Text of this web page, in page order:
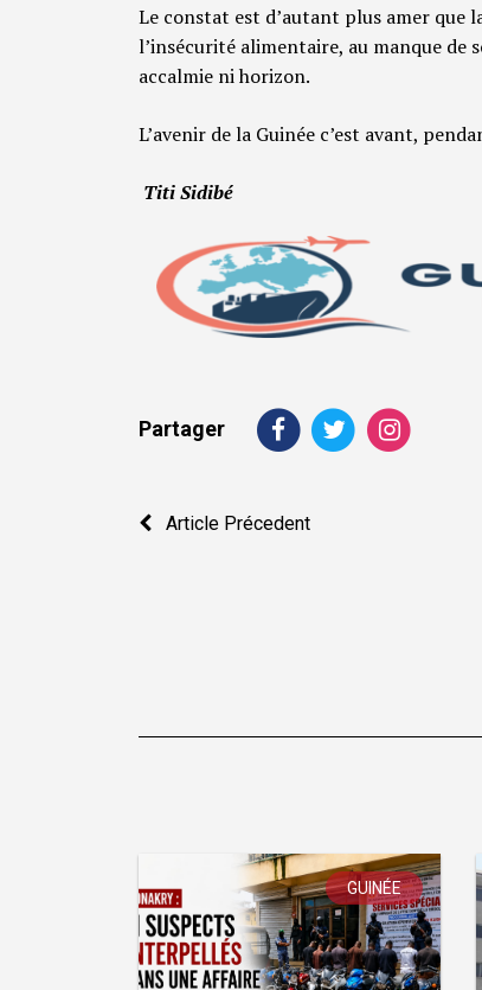
Le constat est d’autant plus amer que
l’insécurité alimentaire, au manque de
accalmie ni horizon.
L’avenir de la Guinée c’est avant,
Titi Sidibé
Partager
Navigation
Article Précedent
GUINÉE